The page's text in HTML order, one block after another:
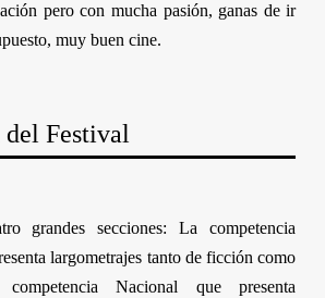
pero con mucha pasión, ganas de ir
muy buen cine.
Festival
grandes secciones: La competencia
largometrajes tanto de ficción como
competencia Nacional que presenta